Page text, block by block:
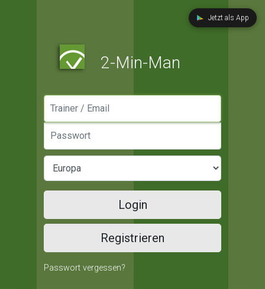
Jetzt als App
2-Min-Man
Login
Registrieren
Passwort vergessen?